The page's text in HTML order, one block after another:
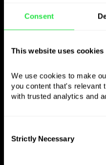
Consent
This website uses cookies
We use cookies to make
you content that's relevant
with trusted analytics and
Selection
Strictly Necessary
Utilisez la
choisie
comme
souhaitez
Envoyez de l’argent
— simple et sans
ÉTAPE 1